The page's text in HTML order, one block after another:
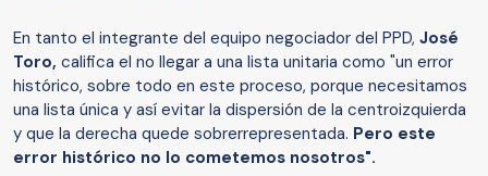
En tanto el integrante del equipo negociador del PPD, José
Toro, califica el no llegar a una lista unitaria como "un error
histórico, sobre todo en este proceso, porque necesitamos
una lista única y así evitar la dispersión de la centroizquierda
y que la derecha quede sobrerrepresentada. Pero este
error histórico no lo cometemos nosotros".